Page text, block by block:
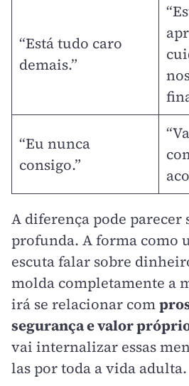
“Está tudo caro
demais.”
“Eu nunca
consigo.”
A diferença pode parecer
profunda. A forma como
escuta falar sobre
molda completamente a
irá se relacionar com
segurança e valor
vai internalizar essas
las por toda a vida adulta.